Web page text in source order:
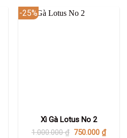
-25%
Xì Gà Lotus No 2
1.000.000₫ 750.000₫